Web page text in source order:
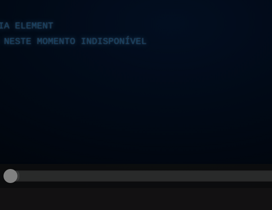
ELEMENT
MOMENTO INDISPONÍVEL